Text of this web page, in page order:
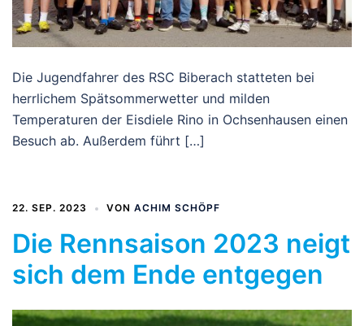
Die Jugendfahrer des RSC Biberach statteten bei
herrlichem Spätsommerwetter und milden
Temperaturen der Eisdiele Rino in Ochsenhausen einen
Besuch ab. Außerdem führt […]
22. SEP. 2023 VON ACHIM SCHÖPF
Die Rennsaison 2023 neigt
sich dem Ende entgegen